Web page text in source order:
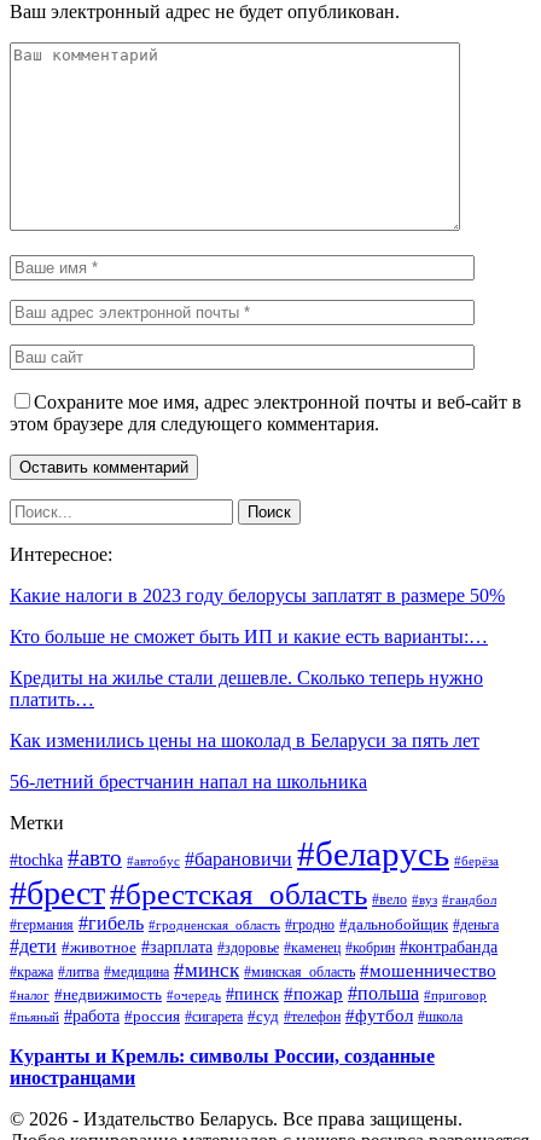
Ваш электронный адрес не будет опубликован.
Сохраните мое имя, адрес электронной почты и веб-сайт в
этом браузере для следующего комментария.
Интересное:
Какие налоги в 2023 году белорусы заплатят в размере 50%
Кто больше не сможет быть ИП и какие есть варианты:…
Кредиты на жилье стали дешевле. Сколько теперь нужно
платить…
Как изменились цены на шоколад в Беларуси за пять лет
56-летний брестчанин напал на школьника
Метки
#tochka #авто #автобус #барановичи #беларусь #берёза
#брест#брестская_область #вело #вуз #гандбол
#германия #гибель #гродненская_область #гродно #дальнобойщик #деньга
#дети #животное #зарплата #здоровье #каменец #кобрин #контрабанда
#кража #литва #медицина #минск #минская_область #мошенничество
#налог #недвижимость #очередь #пинск #пожар #польша #приговор
#пьяный #работа #россия #сигарета #суд #телефон #футбол #школа
Куранты и Кремль: символы России, созданные
иностранцами
© 2026 - Издательство Беларусь. Все права защищены.